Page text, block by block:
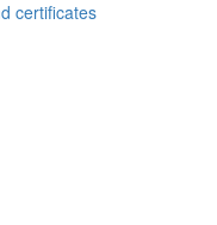
certificates